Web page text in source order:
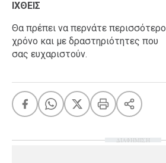
ΙΧΘΕΙΣ
Θα πρέπει να περνάτε περισσότερο
χρόνο και με δραστηριότητες που
σας ευχαριστούν.
ΔΙΑΦΗΜΙΣΗ